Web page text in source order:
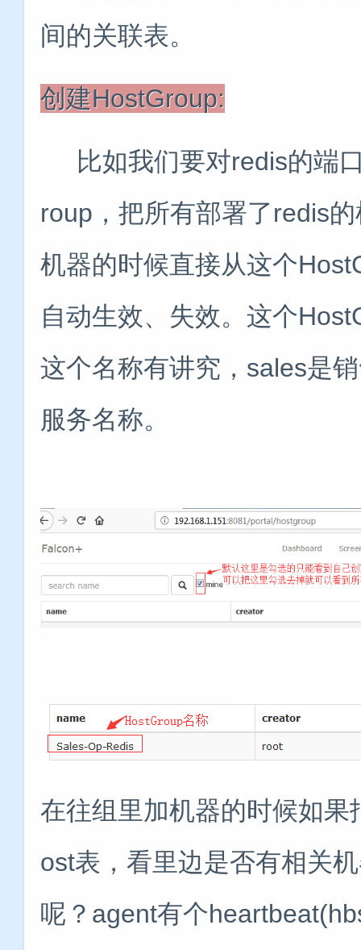
间的关联表。
创建HostGroup:
比如我们要对redis的端
roup，把所有部署了redis
机器的时候直接从这个
自动生效、失效。这个
这个名称有讲究，sales是
服务名称。
在往组里加机器的时候如
ost表，看里边是否有相关
呢？agent有个